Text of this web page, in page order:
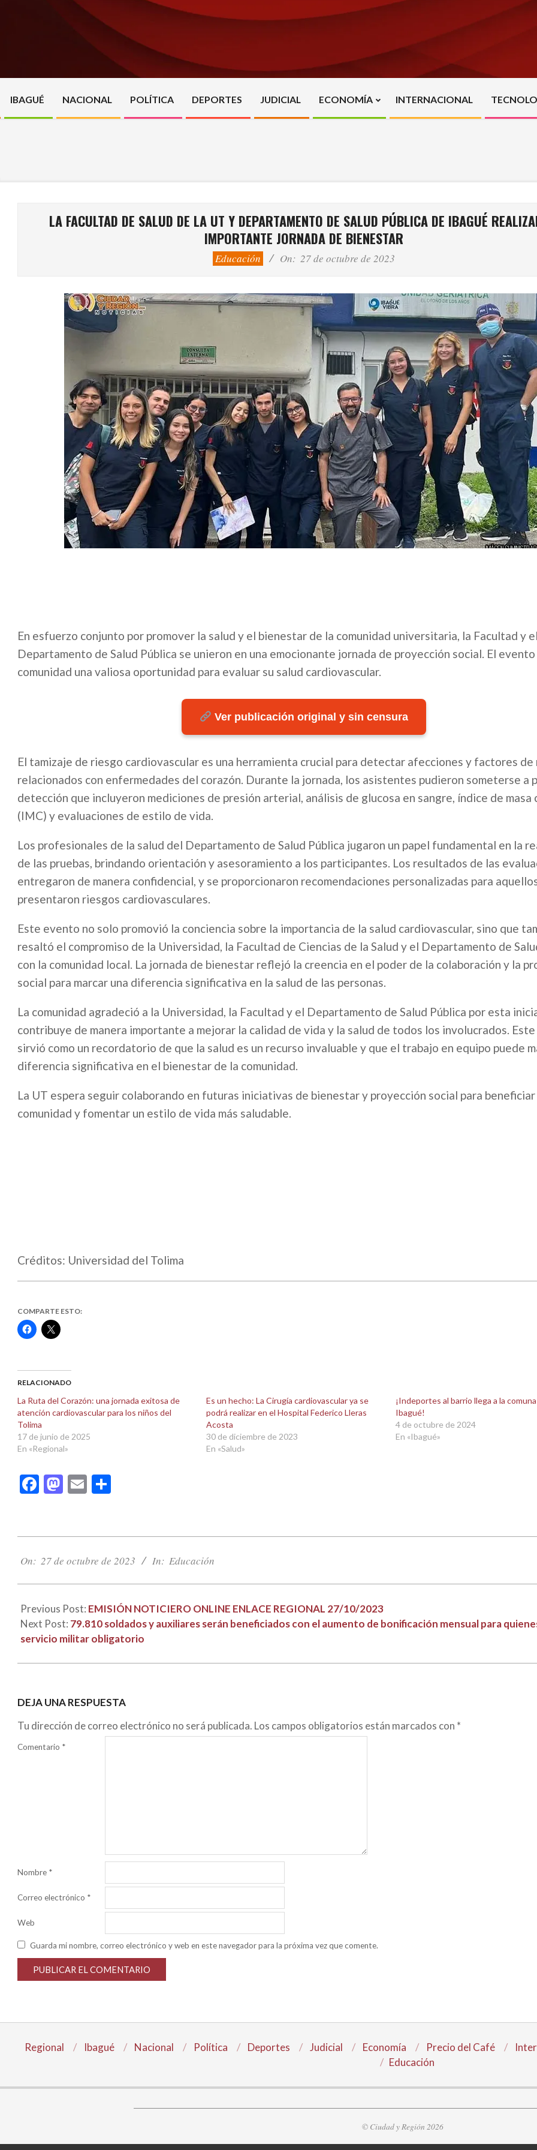
Primary
Navigation
IBAGUÉ NACIONAL POLÍTICA DEPORTES JUDICIAL ECONOMÍA INTERNACIONAL
LA FACULTAD DE SALUD DE LA UT Y DEPARTAMENTO DE SALUD PÚBLICA DE IBAGUÉ
IMPORTANTE JORNADA DE BIENESTAR
Educación On: 27 de octubre de 2023
En esfuerzo conjunto por promover la salud y el bienestar de la comunidad universitaria, la Facultad y
Departamento de Salud Pública se unieron en una emocionante jornada de proyección social. El
comunidad una valiosa oportunidad para evaluar su salud cardiovascular.
Ver publicación original y sin censura
El tamizaje de riesgo cardiovascular es una herramienta crucial para detectar afecciones y factores
relacionados con enfermedades del corazón. Durante la jornada, los asistentes pudieron someterse a
detección que incluyeron mediciones de presión arterial, análisis de glucosa en sangre, índice de masa
(IMC) y evaluaciones de estilo de vida.
Los profesionales de la salud del Departamento de Salud Pública jugaron un papel fundamental en la
de las pruebas, brindando orientación y asesoramiento a los participantes. Los resultados de las
entregaron de manera confidencial, y se proporcionaron recomendaciones personalizadas para
presentaron riesgos cardiovasculares.
Este evento no solo promovió la conciencia sobre la importancia de la salud cardiovascular, sino que
resaltó el compromiso de la Universidad, la Facultad de Ciencias de la Salud y el Departamento de
con la comunidad local. La jornada de bienestar reflejó la creencia en el poder de la colaboración y la
social para marcar una diferencia significativa en la salud de las personas.
La comunidad agradeció a la Universidad, la Facultad y el Departamento de Salud Pública por esta
contribuye de manera importante a mejorar la calidad de vida y la salud de todos los involucrados.
sirvió como un recordatorio de que la salud es un recurso invaluable y que el trabajo en equipo puede
diferencia significativa en el bienestar de la comunidad.
La UT espera seguir colaborando en futuras iniciativas de bienestar y proyección social para beneficiar
comunidad y fomentar un estilo de vida más saludable.
Créditos: Universidad del Tolima
COMPARTE ESTO:
Haz
clic
(Se
abre
una
ventana
nueva)
Haz
clic
(Se
abre
una
ventana
nueva)
RELACIONADO
La Ruta del Corazón: una jornada exitosa de
atención cardiovascular para los niños del
Tolima
17 de junio de 2025
En «Regional»
Es un hecho: La Cirugía cardiovascular ya se
podrá realizar en el Hospital Federico Lleras
Acosta
30 de diciembre de 2023
En «Salud»
¡Indeportes al barrio llega a la
Ibagué!
4 de octubre de 2024
En «Ibagué»
Facebook
Mastodon
Email
10-
On: 27 de octubre de 2023 In: Educación
Previous Post: EMISIÓN NOTICIERO ONLINE ENLACE REGIONAL 27/10/2023
Next Post: 79.810 soldados y auxiliares serán beneficiados con el aumento de bonificación mensual para
servicio militar obligatorio
DEJA UNA RESPUESTA
Tu dirección de correo electrónico no será publicada. Los campos obligatorios están marcados con *
Comentario *
Nombre *
Correo electrónico *
Web
Guarda mi nombre, correo electrónico y web en este navegador para la próxima vez que comente.
Regional Ibagué Nacional Política Deportes Judicial Economía Precio del Café
Educación
© Ciudad y Región 2026